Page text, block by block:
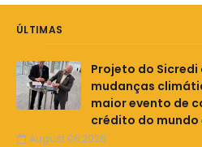
ÚLTIMAS
Projeto do
mudanças
maior evento de
crédito do mundo
August 06,2026